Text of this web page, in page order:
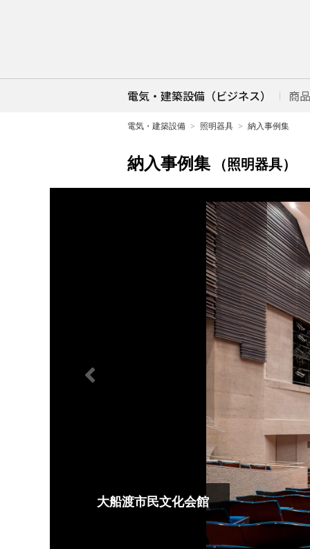
電気・建築設備（ビジネス） 商
電気・建築設備 照明器具 納入事例集
納入事例集 （照明器具）
大船渡市民文化会館